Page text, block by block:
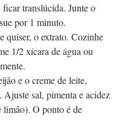
ficar translúcida. Junte o
por 1 minuto.
quiser, o extrato. Cozinhe
1/2 xícara de água ou
e o creme de leite,
sal, pimenta e acidez
limão). O ponto é de